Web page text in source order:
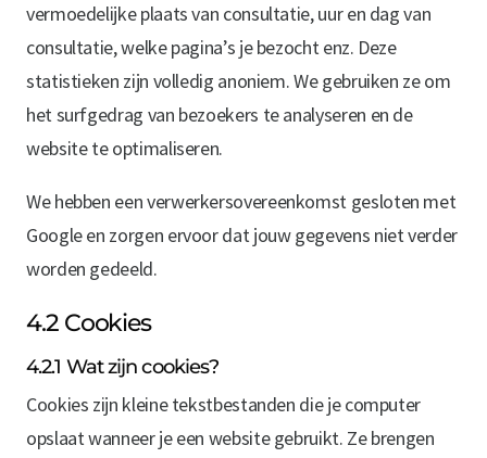
vermoedelijke plaats van consultatie, uur en dag van
consultatie, welke pagina’s je bezocht enz. Deze
statistieken zijn volledig anoniem. We gebruiken ze om
het surfgedrag van bezoekers te analyseren en de
website te optimaliseren.
We hebben een verwerkersovereenkomst gesloten met
Google en zorgen ervoor dat jouw gegevens niet verder
worden gedeeld.
4.2 Cookies
4.2.1 Wat zijn cookies?
Cookies zijn kleine tekstbestanden die je computer
opslaat wanneer je een website gebruikt. Ze brengen